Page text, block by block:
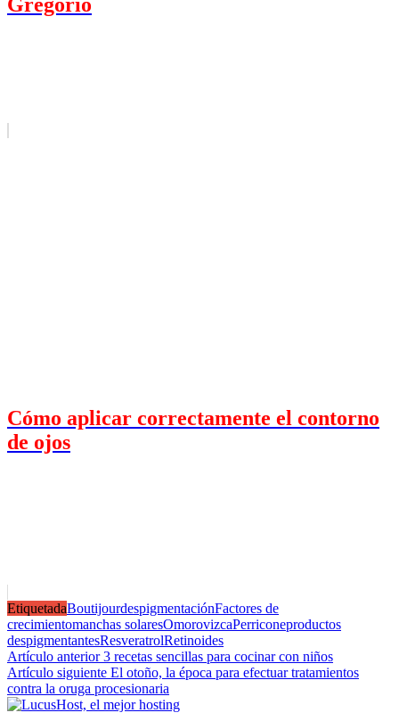
Cómo aplicar correctamente el contorno
de ojos
EtiquetadaBoutijourdespigmentaciónFactores de
crecimientomanchas solaresOmorovizcaPerriconeproductos
despigmentantesResveratrolRetinoides
Navegación
de
entradas
Artículo anterior 3 recetas sencillas para cocinar con niños
Artículo siguiente El otoño, la época para efectuar tratamientos
contra la oruga procesionaria